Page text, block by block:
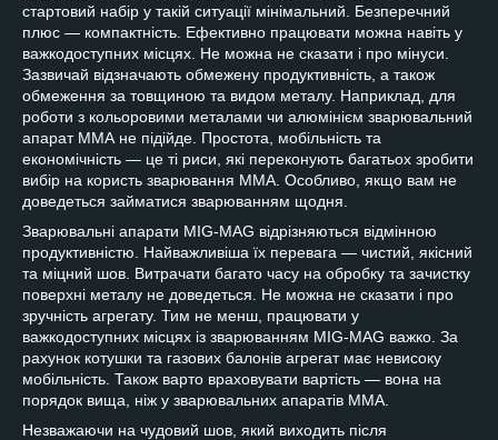
стартовий набір у такій ситуації мінімальний. Безперечний
плюс — компактність. Ефективно працювати можна навіть у
важкодоступних місцях. Не можна не сказати і про мінуси.
Зазвичай відзначають обмежену продуктивність, а також
обмеження за товщиною та видом металу. Наприклад, для
роботи з кольоровими металами чи алюмінієм зварювальний
апарат ММА не підійде. Простота, мобільність та
економічність — це ті риси, які переконують багатьох зробити
вибір на користь зварювання ММА. Особливо, якщо вам не
доведеться займатися зварюванням щодня.
Зварювальні апарати MIG-MAG відрізняються відмінною
продуктивністю. Найважливіша їх перевага — чистий, якісний
та міцний шов. Витрачати багато часу на обробку та зачистку
поверхні металу не доведеться. Не можна не сказати і про
зручність агрегату. Тим не менш, працювати у
важкодоступних місцях із зварюванням MIG-MAG важко. За
рахунок котушки та газових балонів агрегат має невисоку
мобільність. Також варто враховувати вартість — вона на
порядок вища, ніж у зварювальних апаратів ММА.
Незважаючи на чудовий шов, який виходить після